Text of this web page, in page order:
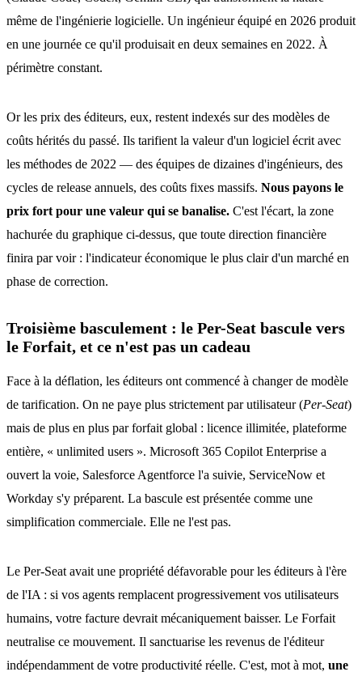
même de l'ingénierie logicielle. Un ingénieur équipé en 2026 produit
en une journée ce qu'il produisait en deux semaines en 2022. À
périmètre constant.
Or les prix des éditeurs, eux, restent indexés sur des modèles de
coûts hérités du passé. Ils tarifient la valeur d'un logiciel écrit avec
les méthodes de 2022 — des équipes de dizaines d'ingénieurs, des
cycles de release annuels, des coûts fixes massifs. Nous payons le
prix fort pour une valeur qui se banalise. C'est l'écart, la zone
hachurée du graphique ci-dessus, que toute direction financière
finira par voir : l'indicateur économique le plus clair d'un marché en
phase de correction.
Troisième basculement : le Per-Seat bascule vers
le Forfait, et ce n'est pas un cadeau
Face à la déflation, les éditeurs ont commencé à changer de modèle
de tarification. On ne paye plus strictement par utilisateur (Per-Seat)
mais de plus en plus par forfait global : licence illimitée, plateforme
entière, « unlimited users ». Microsoft 365 Copilot Enterprise a
ouvert la voie, Salesforce Agentforce l'a suivie, ServiceNow et
Workday s'y préparent. La bascule est présentée comme une
simplification commerciale. Elle ne l'est pas.
Le Per-Seat avait une propriété défavorable pour les éditeurs à l'ère
de l'IA : si vos agents remplacent progressivement vos utilisateurs
humains, votre facture devrait mécaniquement baisser. Le Forfait
neutralise ce mouvement. Il sanctuarise les revenus de l'éditeur
indépendamment de votre productivité réelle. C'est, mot à mot, une